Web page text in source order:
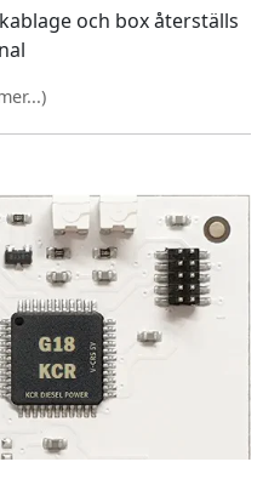
och box återställs